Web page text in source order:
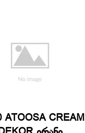
ATOOSA CREAM